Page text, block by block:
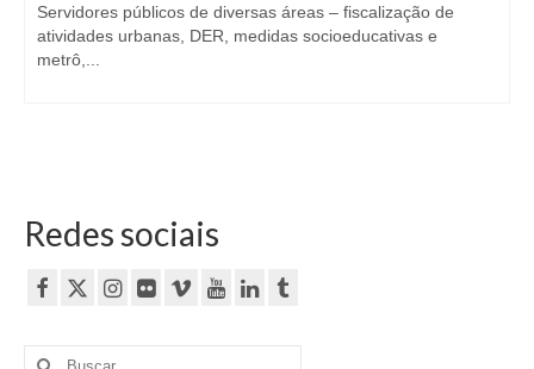
Servidores públicos de diversas áreas – fiscalização de
atividades urbanas, DER, medidas socioeducativas e
metrô,...
Redes sociais
Buscar